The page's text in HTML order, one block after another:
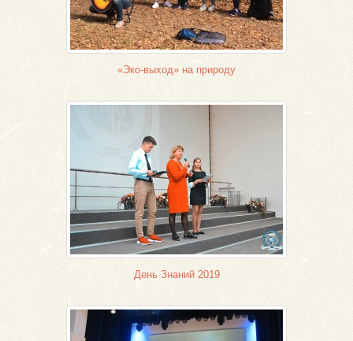
«Эко-выход» на природу
День Знаний 2019